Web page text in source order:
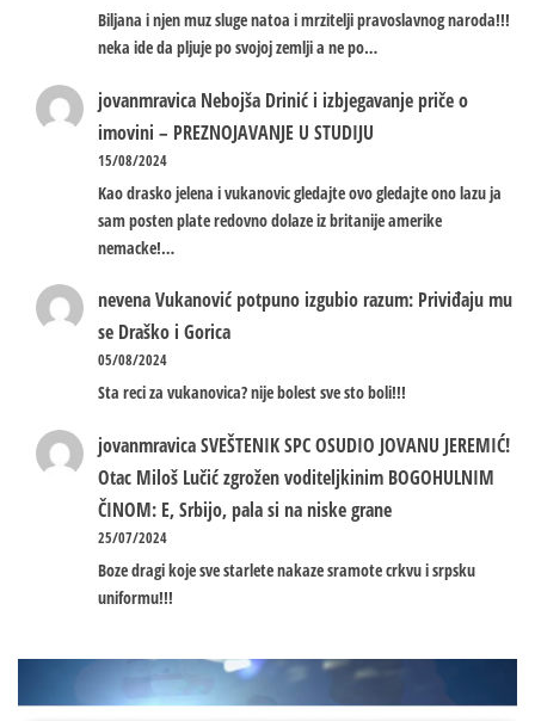
Biljana i njen muz sluge natoa i mrzitelji pravoslavnog naroda!!!
neka ide da pljuje po svojoj zemlji a ne po…
jovanmravica Nebojša Drinić i izbjegavanje priče o
imovini – PREZNOJAVANJE U STUDIJU
15/08/2024
Kao drasko jelena i vukanovic gledajte ovo gledajte ono lazu ja
sam posten plate redovno dolaze iz britanije amerike
nemacke!…
nevenaVukanović potpuno izgubio razum: Priviđaju mu
se Draško i Gorica
05/08/2024
Sta reci za vukanovica? nije bolest sve sto boli!!!
jovanmravicaSVEŠTENIK SPC OSUDIO JOVANU JEREMIĆ!
Otac Miloš Lučić zgrožen voditeljkinim BOGOHULNIM
ČINOM: E, Srbijo, pala si na niske grane
25/07/2024
Boze dragi koje sve starlete nakaze sramote crkvu i srpsku
uniformu!!!